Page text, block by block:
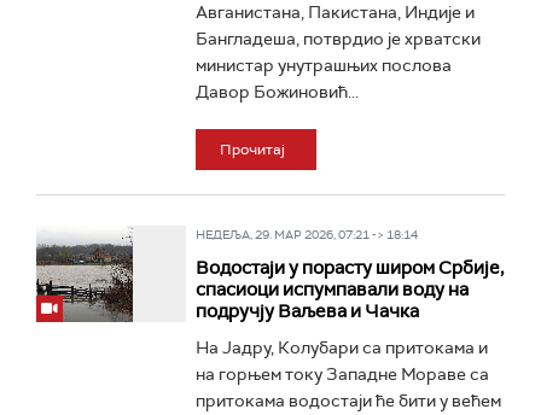
Авганистана, Пакистана, Индије и
Бангладеша, потврдио је хрватски
министар унутрaшњих послова
Давор Божиновић...
Прочитај
НЕДЕЉА, 29. МАР 2026, 07:21 -> 18:14
Водостаји у порасту широм Србије,
спасиоци испумпавали воду на
подручју Ваљева и Чачка
На Јадру, Колубари са притокама и
на горњем току Западне Мораве са
притокама водостаји ће бити у већем